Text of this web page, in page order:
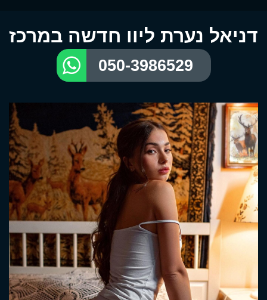
דניאל נערת ליוו חדשה במרכז
050-3986529